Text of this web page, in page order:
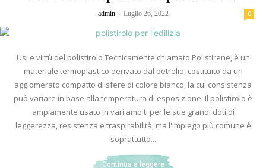
admin - Luglio 26, 2022 0
Usi e virtù del polistirolo Tecnicamente chiamato Polistirene, è un
materiale termoplastico derivato dal petrolio, costituito da un
agglomerato compatto di sfere di colore bianco, la cui consistenza
può variare in base alla temperatura di esposizione. Il polistirolo è
ampiamente usato in vari ambiti per le sue grandi doti di
leggerezza, resistenza e traspirabilità, ma l'impiego più comune è
soprattutto...
Continua a leggere